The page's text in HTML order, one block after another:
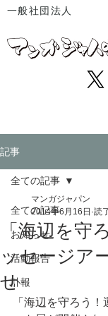
一般社団法人
記事
全ての記事
お知らせ
活動報告
訃報
全ての記事
「海辺を守
ッセージア
せ
マンガジャパン
2014年6月16日 読
「海辺を守ろう